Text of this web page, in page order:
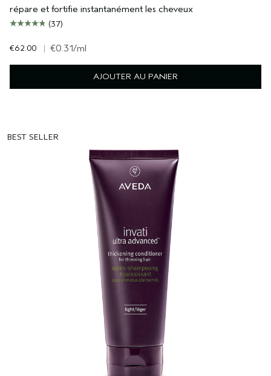
répare et fortifie instantanément les cheveux
(37)
€62.00 | €0.31/ml
AJOUTER AU PANIER
BEST SELLER